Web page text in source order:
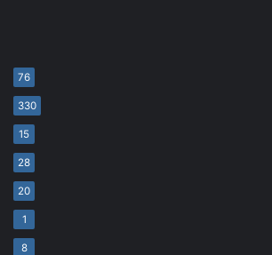
76
330
15
28
20
1
8